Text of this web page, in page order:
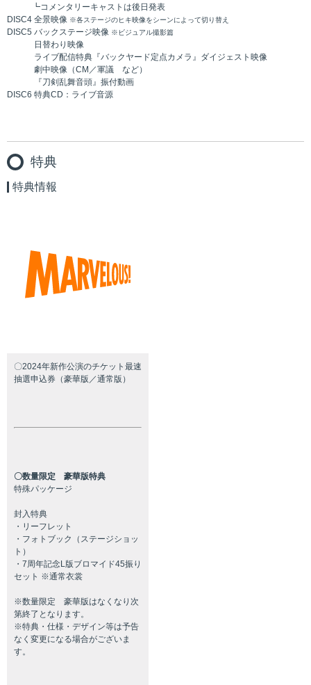
┗コメンタリーキャストは後日発表
DISC4 全景映像 ※各ステージのヒキ映像をシーンによって切り替え
DISC5 バックステージ映像 ※ビジュアル撮影篇
日替わり映像
ライブ配信特典『バックヤード定点カメラ』ダイジェスト映像
劇中映像（CM／軍議 など）
『刀剣乱舞音頭』振付動画
DISC6 特典CD：ライブ音源
特典
特典情報
〇2024年新作公演のチケット最速
抽選申込券（豪華版／通常版）
〇数量限定 豪華版特典
特殊パッケージ
封入特典
・リーフレット
・フォトブック（ステージショッ
ト）
・7周年記念L版ブロマイド45振り
セット ※通常衣裳
※数量限定 豪華版はなくなり次
第終了となります。
※特典・仕様・デザイン等は予告
なく変更になる場合がございま
す。